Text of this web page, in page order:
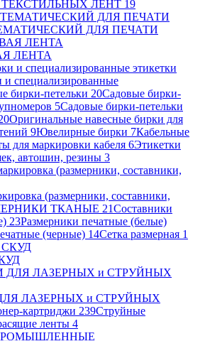
ЛЕНТ 19
ДЛЯ ПЕЧАТИ
ЛЕНТА
специализированные
бирки-петельки 20Садовые бирки-
5Садовые бирки-петельки
Оригинальные навесные бирки для
9Ювелирные бирки 7Кабельные
для маркировки кабеля 6Этикетки
автошин, резины 3
(размерники, составники,
ТКАНЫЕ 21Составники
23Размерники печатные (белые)
(черные) 14Сетка размерная 1
ЛАЗЕРНЫХ и СТРУЙНЫХ
картриджи 239Струйные
ленты 4